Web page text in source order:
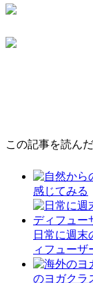
この記事を読ん
感じてみる
日常に週末
ィフューザ
のヨガクラ